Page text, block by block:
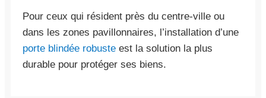
Pour ceux qui résident près du centre-ville ou
dans les zones pavillonnaires, l’installation d’une
porte blindée robuste est la solution la plus
durable pour protéger ses biens.